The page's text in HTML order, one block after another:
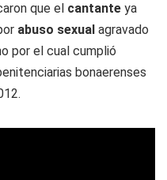
que el cantante ya
abuso sexual agravado
por el cual cumplió
bonaerenses